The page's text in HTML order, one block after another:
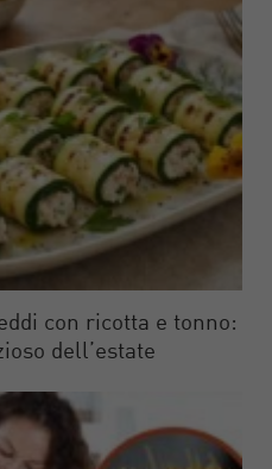
con ricotta e tonno:
dell’estate